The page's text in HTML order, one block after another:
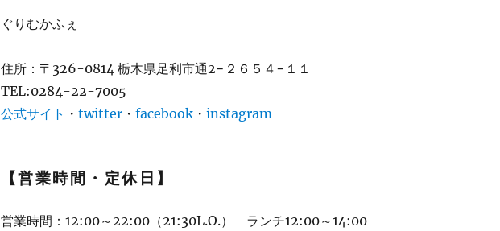
ぐりむかふぇ
住所：〒326-0814 栃木県足利市通2−２６５４−１１
TEL:0284-22-7005
公式サイト ・ twitter・ facebook・ instagram
【営業時間・定休日】
営業時間：12:00～22:00（21:30L.O.） ランチ12:00～14:00